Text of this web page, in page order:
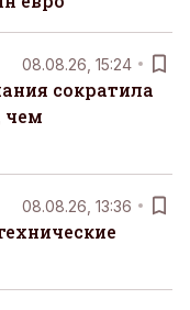
08.08.26, 15:24
сократила
чем
08.08.26, 13:36